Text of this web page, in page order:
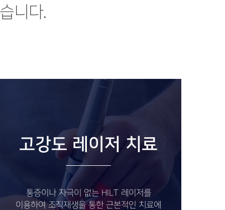
니다.
고강도 레이저 치료
통증이나 자극이 없는 HILT 레이저를
이용하여 조직재생을 통한 근본적인 치료에